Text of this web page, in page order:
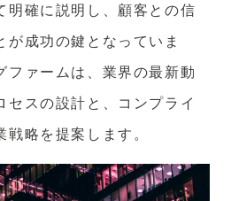
明確に説明し、顧客との信
成功の鍵となっていま
ファームは、業界の最新動
セスの設計と、コンプライ
略を提案します。